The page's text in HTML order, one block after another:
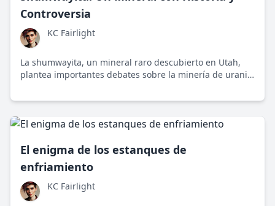
Controversia
KC Fairlight
La shumwayita, un mineral raro descubierto en Utah,
plantea importantes debates sobre la minería de uranio
la justicia social.
El enigma de los estanques de
enfriamiento
KC Fairlight